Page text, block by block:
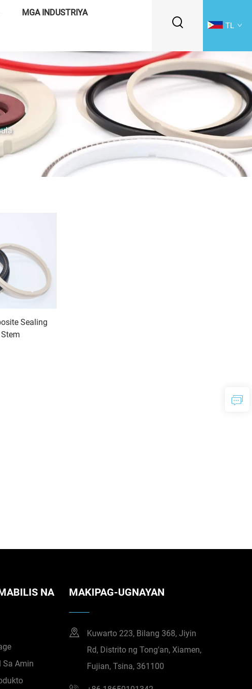
MGA INDUSTRIYA
TL
Sealing
NA
Sa Amin
MAKIPAG-UGNAYAN
Kuwarto 223, Bilang 368, Jiyin
Rd, Distrito ng Tong'an, Xiamen,
Fujian, Tsina, 361100